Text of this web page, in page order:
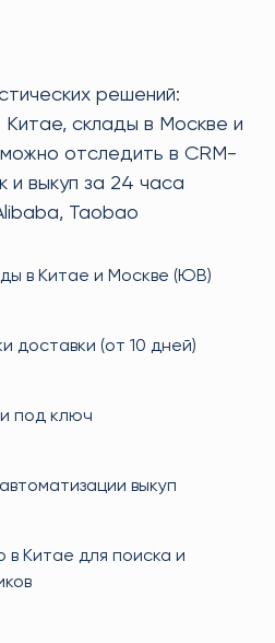
решений:
склады в Москве и
отследить в CRM-
и выкуп за 24 часа
Taobao
в Китае и Москве (ЮВ)
доставки (от 10 дней)
под ключ
выкуп
в Китае для поиска и